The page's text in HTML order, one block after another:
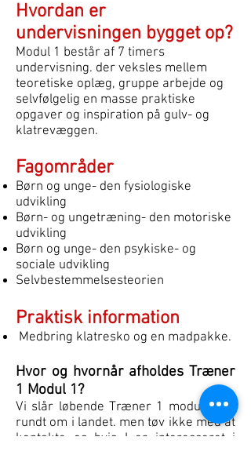
Hvordan er
undervisningen bygget op?
Modul 1 består af 7 timers
undervisning. der veksles mellem
teoretiske oplæg, gruppe arbejde og
selvfølgelig en masse praktiske
opgaver og inspiration på gulv- og
klatrevæggen.
Fagområder
Børn og unge- den fysiologiske
udvikling
Børn- og ungetræning- den motoriske
udvikling
Børn og unge- den psykiske- og
sociale udvikling
Selvbestemmelsesteorien
Praktisk information
Medbring klatresko og en madpakke.
Hvor og hvornår afholdes Træner
1 Modul 1?
Vi slår løbende Træner 1 moduler op
rundt om i landet. men tøv ikke med at
kontakte os hvis I er interesseret i